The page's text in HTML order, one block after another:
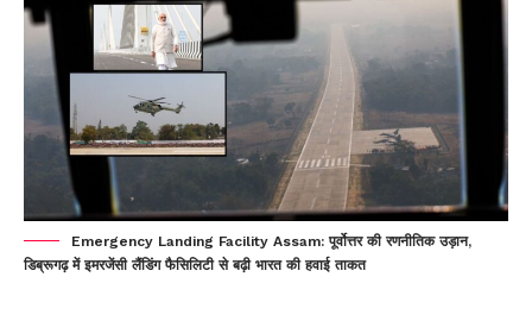
Emergency Landing Facility Assam: पूर्वोत्तर की रणनीतिक उड़ान,
डिब्रूगढ़ में इमरजेंसी लैंडिंग फैसिलिटी से बढ़ी भारत की हवाई ताकत